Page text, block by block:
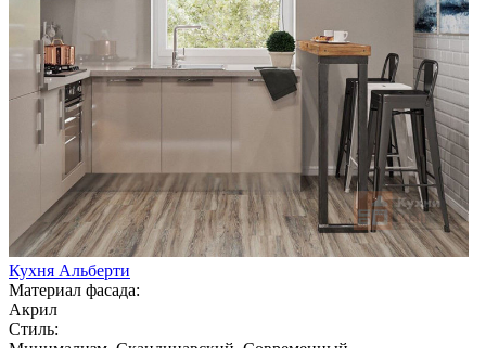
Кухня Альберти
Материал фасада:
Акрил
Стиль: